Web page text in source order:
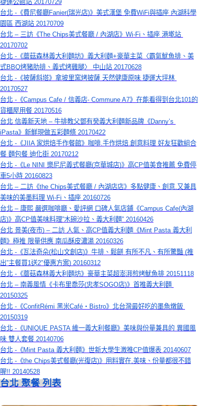
捷運公館站 20170729
台北 -《費尼餐廳Fanier(瑞光店)》美式漢堡 免費WiFi與插座 內湖科學
園區 西湖站 20170709
台北 – 三訪《The Chips美式餐廳 / 內湖店》Wi-Fi、插座 港墘站
20170702
台北 -《蘑菇森林義大利麵坊》義大利麵+豪華主菜〈霸氣魷魚排、美
式BBQ烤豬肋排、義式烤雞腿〉 中山站 20170628
台北 -《披薩斜塔》拿坡里窯烤披薩 天然健康原味 捷運大坪林
20170527
台北 -《Campus Cafe / 信義店- Commune A7》在能看得到台北101的
貨櫃屋用餐 20170516
台北 信義新天地 – 牛排教父鄧有癸義大利麵新品牌《Danny’s
iPasta》新鮮現做五彩麵條 20170422
台北 -《JIIA 家烘焙手作餐館》咖啡.手作烘焙.創意料理 好友狂歡組合
餐 麵包餐 迪化街 20170212
台北 -《Le NINI 樂尼尼義式餐廳(京華城店)》高CP值美食推薦 免費停
車5小時 20160823
台北 – 二訪《the Chips美式餐廳 / 內湖店店》多點健康、創意,又兼具
美味的美墨料理 Wi-Fi、插座 20160726
台北 – 康熙 嚴選咖啡廳、愛評網 口碑人氣店鋪《Campus Cafe(內湖
店)》高CP值美味料理”木碗沙拉、義大利麵” 20160426
台北 景美(夜市) – 二訪 人氣、高CP值義大利麵《Mint Pasta 義大利
麵》極推 限量供應 南瓜酥皮濃湯 20160326
台北 -《瓦法奇朵(松山文創店)》牛排、鬆餅 有所不凡、有所驚豔 (推
出”主餐買1送2″優惠方案) 20160312
台北 -《蘑菇森林義大利麵坊》豪華主菜超澎湃煎烤魷魚排 20151118
台北 – 南義風情《卡布里喬莎(忠孝SOGO店)》首推義大利麵
20150325
台北 -《ConfitRémi 黑米Café‧Bistro》北台灣最好吃的墨魚燉飯
20150319
台北 -《UNIQUE PASTA 維一義大利餐廳》美味與份量兼具的 異國風
味 雙人套餐 20140706
台北 -《Mint Pasta 義大利麵》世新大學生激推CP值爆表 20140607
台北 -《the Chips美式餐廳(光復店)》用料實在,美味、份量都很不錯
喔!! 20140528
台北 聚餐 列表